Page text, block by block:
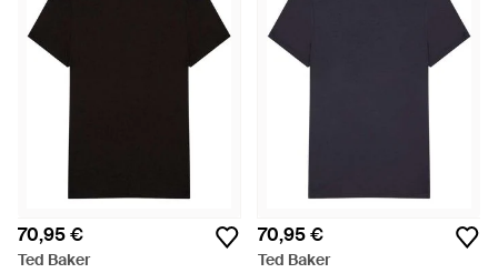
70,95 €
Ted Baker
70,95 €
Ted Baker